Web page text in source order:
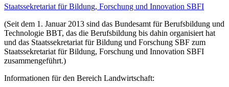
Staatssekretariat für Bildung, Forschung und Innovation SBFI
(Seit dem 1. Januar 2013 sind das Bundesamt für Berufsbildung und
Technologie BBT, das die Berufsbildung bis dahin organisiert hat
und das Staatssekretariat für Bildung und Forschung SBF zum
Staatssekretariat für Bildung, Forschung und Innovation SBFI
zusammengeführt.)
Informationen für den Bereich Landwirtschaft: